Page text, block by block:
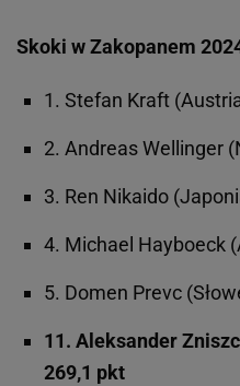
Skoki w Zakopanem
1. Stefan Kraft
2. Andreas Wellinger
3. Ren Nikaido
4. Michael Hayboeck
5. Domen Prevc
11. Aleksander
269,1 pkt